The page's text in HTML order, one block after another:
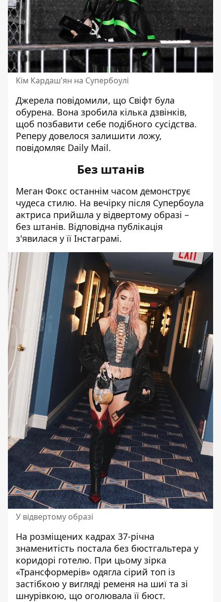
Кім Кардаш'ян на Супербоулі
Джерела повідомили, що Свіфт була
обурена. Вона зробила кілька дзвінків,
щоб позбавити себе подібного сусідства.
Реперу довелося залишити ложу,
повідомляє Daily Mail.
Без штанів
Меган Фокс останнім часом демонструє
чудеса стилю. На вечірку після Супербоула
актриса прийшла у відвертому образі –
без штанів. Відповідна публікація
з'явилася у її Інстаграмі.
У відвертому образі
На розміщених кадрах 37-річна
знаменитість постала без бюстгальтера у
коридорі готелю. При цьому зірка
«Трансформерів» одягла сірий топ із
застібкою у вигляді ременя на шиї та зі
шнурівкою, що оголювала її бюст.